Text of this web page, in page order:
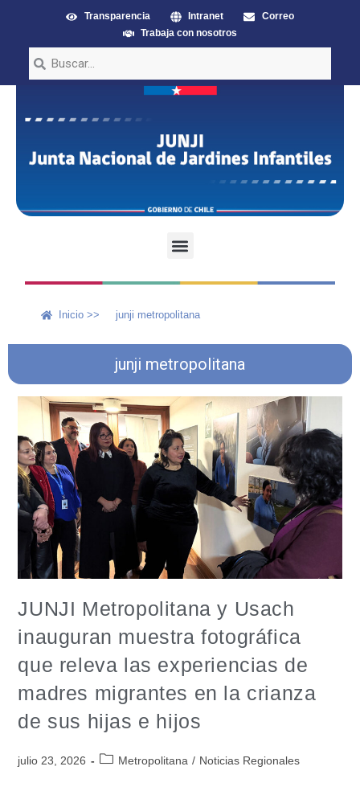
Transparencia Intranet
Correo
Trabaja con nosotros
Inicio >> junji metropolitana
junji metropolitana
JUNJI Metropolitana y Usach
inauguran muestra fotográfica
que releva las experiencias de
madres migrantes en la crianza
de sus hijas e hijos
julio 23, 2026 Metropolitana / Noticias Regionales